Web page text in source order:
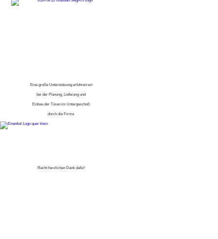
Eine große Unterstützung erfuhren wir
bei der Planung, Lieferung und
Einbau der Türen im Untergeschoß
durch die Firma
Recht herzlichen Dank dafür!